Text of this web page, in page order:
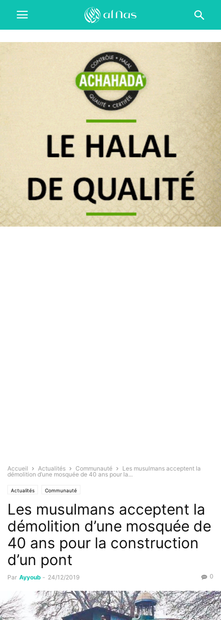
Accueil Actualités Communauté
Les musulmans acceptent la
démolition d’une mosquée de 40 ans pour la...
Actualités Communauté
Les musulmans acceptent la
démolition d’une mosquée de
40 ans pour la construction
d’un pont
Par Ayyoub - 24/12/2019 0